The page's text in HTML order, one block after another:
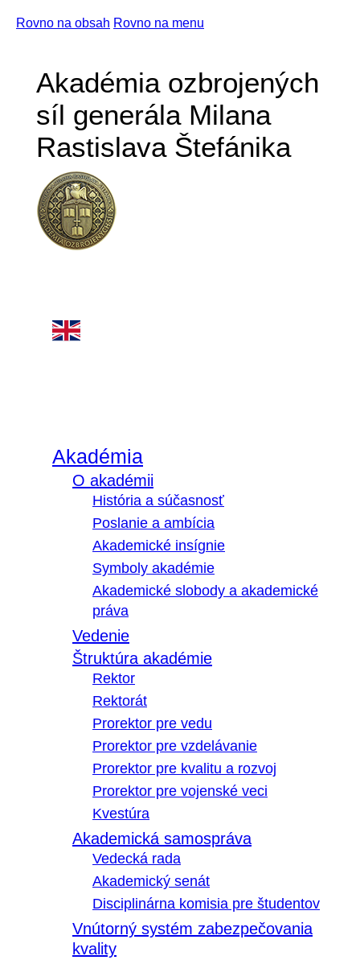
Rovno na obsah Rovno na menu
Akadémia ozbrojených
síl generála Milana
Rastislava Štefánika
Akadémia
O akadémii
História a súčasnosť
Poslanie a ambícia
Akademické insígnie
Symboly akadémie
Akademické slobody a akademické
práva
Vedenie
Štruktúra akadémie
Rektor
Rektorát
Prorektor pre vedu
Prorektor pre vzdelávanie
Prorektor pre kvalitu a rozvoj
Prorektor pre vojenské veci
Kvestúra
Akademická samospráva
Vedecká rada
Akademický senát
Disciplinárna komisia pre študentov
Vnútorný systém zabezpečovania
kvality